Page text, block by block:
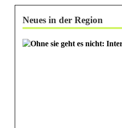
Neues in der Region